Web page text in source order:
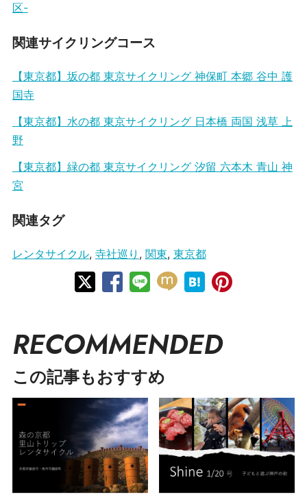
区-
関連サイクリングコース
【東京都】坂の都 東京サイクリング 神保町 本郷 谷中 護
国寺
【東京都】水の都 東京サイクリング 日本橋 両国 浅草 上
野
【東京都】緑の都 東京サイクリング 汐留 六本木 青山 神
宮
関連タグ
レンタサイクル, 寺社巡り , 関東, 東京都
RECOMMENDED
この記事もおすすめ